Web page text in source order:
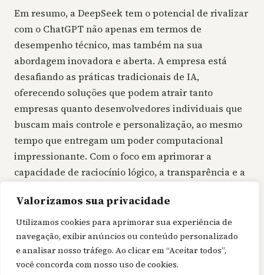
Valorizamos sua privacidade
Utilizamos cookies para aprimorar sua experiência de
navegação, exibir anúncios ou conteúdo personalizado
e analisar nosso tráfego. Ao clicar em “Aceitar todos”,
você concorda com nosso uso de cookies.
Em resumo, a DeepSeek tem o potencial de rivalizar
com o ChatGPT não apenas em termos de
desempenho técnico, mas também na sua
abordagem inovadora e aberta. A empresa está
desafiando as práticas tradicionais de IA,
oferecendo soluções que podem atrair tanto
empresas quanto desenvolvedores individuais que
buscam mais controle e personalização, ao mesmo
tempo que entregam um poder computacional
impressionante. Com o foco em aprimorar a
capacidade de raciocínio lógico, a transparência e a
onde pode se tornar uma alternativa real ao
ChatGPT e outros modelos proprietários.